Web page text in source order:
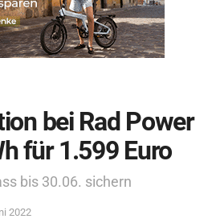
bei Rad Power
für 1.599 Euro
bis 30.06. sichern
2022